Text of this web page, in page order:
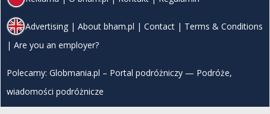
Advertising | About bham.pl | Contact | Terms & Conditions
| Are you an employer?
Polecamy: Globmania.pl – Portal podróżniczy — Podróże,
wiadomości podróżnicze